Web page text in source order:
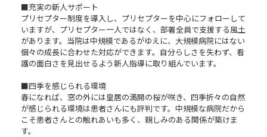
■充実の新人サポート
プリセプター制度を導入し、プリセプターを中心にフォローして
いますが、プリセプター一人ではなく、部署全員で支援する風土
があります。当院は中規模であるがゆえに、大規模病院にはない
個々の成長に合わせた対応ができます。自分らしさを失わず、看
護の面白さを見出せるよう新人指導に取り組んでいます。
■四季を感じられる環境
春になれば、窓の外には皇居の満開の桜が咲き、四季折々の自然
が感じられる環境は患者さんにも評判です。中規模な病院だから
こそ患者さんとの触れあいも多く、親しみのある関係が築けま
す。